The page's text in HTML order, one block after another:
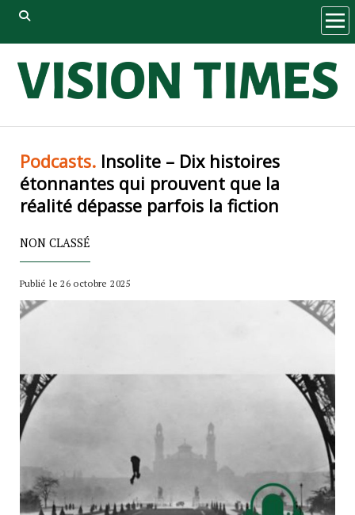
Podcasts.Insolite – Dix histoires
étonnantes qui prouvent que la
réalité dépasse parfois la fiction
NON CLASSÉ
Publié le 26 octobre 2025